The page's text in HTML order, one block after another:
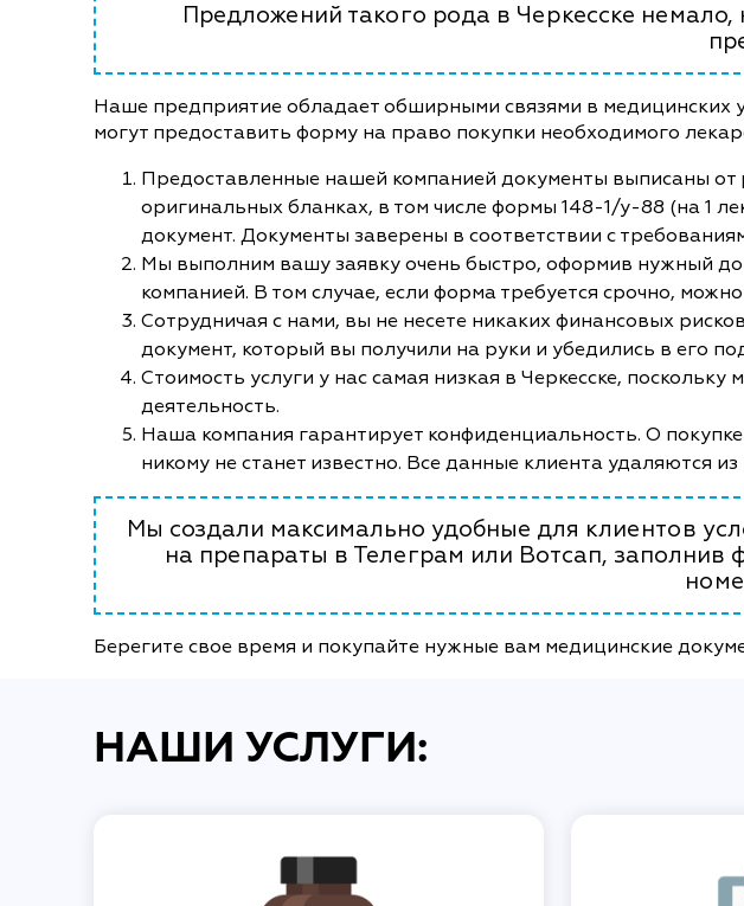
Предложений такого рода в Черкесске
Наше предприятие обладает обширными связями в медицинских
могут предоставить форму на право покупки необходимого
Предоставленные нашей компанией документы выписаны
оригинальных бланках, в том числе формы 148-1/у-88 (на 1
документ. Документы заверены в соответствии с
Мы выполним вашу заявку очень быстро, оформив нужный
компанией. В том случае, если форма требуется срочно,
Сотрудничая с нами, вы не несете никаких финансовых
документ, который вы получили на руки и убедились в его
Стоимость услуги у нас самая низкая в Черкесске,
деятельность.
Наша компания гарантирует конфиденциальность. О
никому не станет известно. Все данные клиента удаляются
Мы создали максимально удобные для клиентов
на препараты в Телеграм или Вотсап,
Берегите свое время и покупайте нужные вам медицинские
НАШИ УСЛУГИ: